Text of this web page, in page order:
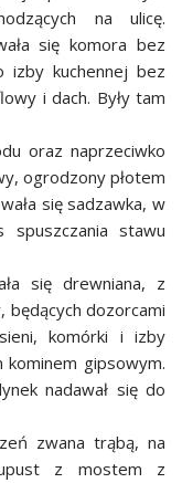
na ulicę.
się komora bez
izby kuchennej bez
i dach. Były tam
oraz naprzeciwko
ogrodzony płotem
się sadzawka, w
spuszczania stawu
się drewniana, z
będących dozorcami
komórki i izby
gipsowym.
nadawał się do
zwana trąbą, na
z mostem z